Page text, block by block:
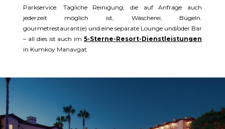
Parkservice. Tägliche Reinigung, die auf Anfrage auch
jederzeit möglich ist, Wäscherei, Bügeln.
gourmetrestaurant(e) und eine separate Lounge und/oder Bar
– all dies ist auch im5-Sterne-Resort-Dienstleistungen
in Kumkoy Manavgat.